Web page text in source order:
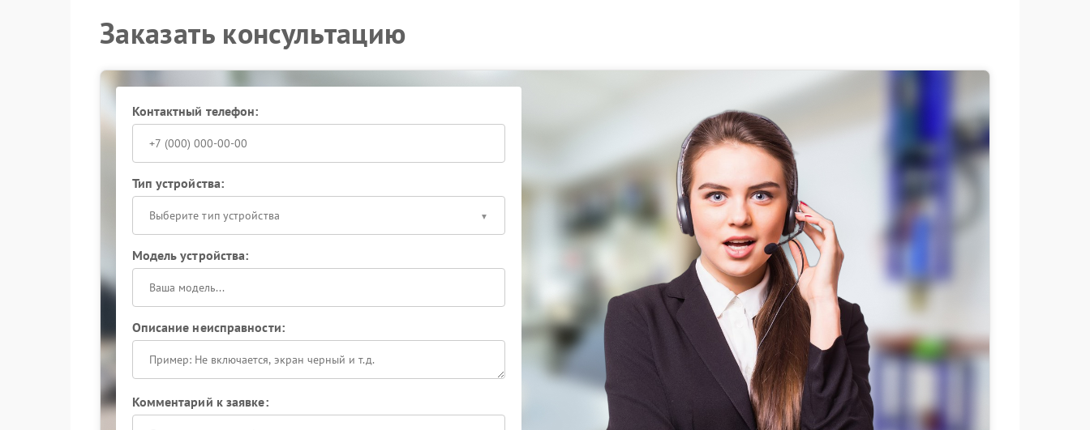
Заказать консультацию
Контактный телефон:
Тип устройства:
Выберите тип устройства
Модель устройства:
Описание неисправности:
Комментарий к заявке: